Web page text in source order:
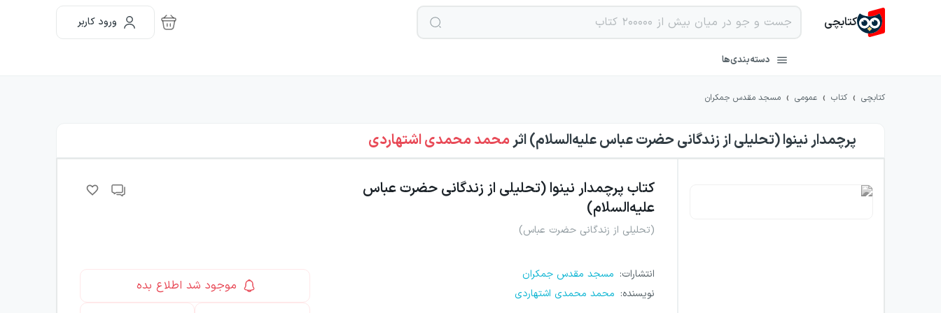
کتابچی ورود کاربر
دسته‌بندی‌ها
کتابچی › کتاب › عمومی › مسجد مقدس جمکران
پرچمدار نینوا (تحلیلی از زندگانی حضرت عباس علیه‌السلام)اثرمحمد محمدی اشتهاردی
کتاب پرچمدار نینوا (تحلیلی از زندگانی حضرت عباس
علیه‌السلام)
(تحلیلی از زندگانی حضرت عباس)
انتشارات: مسجد مقدس جمکران
نویسنده: محمد محمدی اشتهاردی
موجود شد اطلاع بده